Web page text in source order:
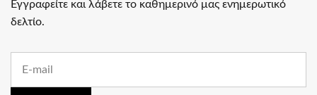
Εγγραφείτε και λάβετε το καθημερινό μας ενημερωτικό
δελτίο.
a